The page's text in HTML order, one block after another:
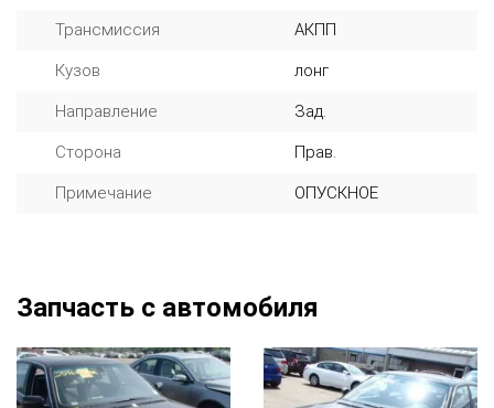
Трансмиссия АКПП
Кузов лонг
Направление Зад.
Сторона Прав.
Примечание ОПУСКНОЕ
Запчасть с автомобиля